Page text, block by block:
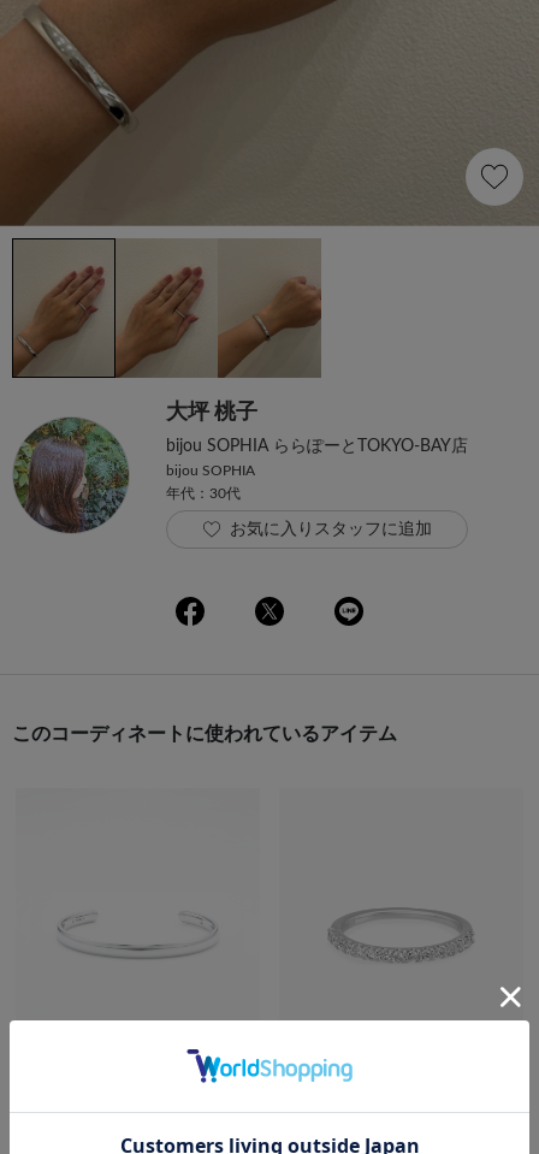
大坪 桃子
bijou SOPHIA ららぽーとTOKYO-BAY店
bijou SOPHIA
年代：30代
お気に入りスタッフに追加
このコーディネートに使われているアイテム
～14号）